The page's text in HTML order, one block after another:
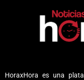
HoraxHora es una